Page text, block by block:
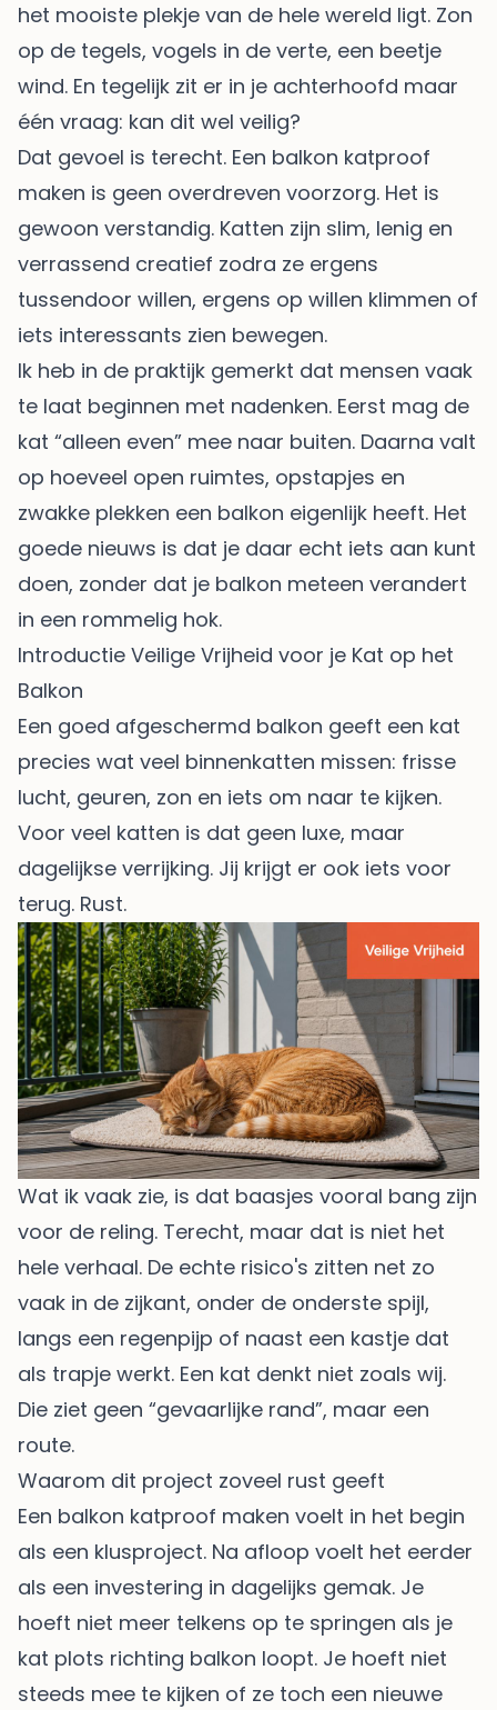
het mooiste plekje van de hele wereld ligt. Zon
op de tegels, vogels in de verte, een beetje
wind. En tegelijk zit er in je achterhoofd maar
één vraag: kan dit wel veilig?
Dat gevoel is terecht. Een balkon katproof
maken is geen overdreven voorzorg. Het is
gewoon verstandig. Katten zijn slim, lenig en
verrassend creatief zodra ze ergens
tussendoor willen, ergens op willen klimmen of
iets interessants zien bewegen.
Ik heb in de praktijk gemerkt dat mensen vaak
te laat beginnen met nadenken. Eerst mag de
kat “alleen even” mee naar buiten. Daarna valt
op hoeveel open ruimtes, opstapjes en
zwakke plekken een balkon eigenlijk heeft. Het
goede nieuws is dat je daar echt iets aan kunt
doen, zonder dat je balkon meteen verandert
in een rommelig hok.
Introductie Veilige Vrijheid voor je Kat op het
Balkon
Een goed afgeschermd balkon geeft een kat
precies wat veel binnenkatten missen: frisse
lucht, geuren, zon en iets om naar te kijken.
Voor veel katten is dat geen luxe, maar
dagelijkse verrijking. Jij krijgt er ook iets voor
terug. Rust.
Wat ik vaak zie, is dat baasjes vooral bang zijn
voor de reling. Terecht, maar dat is niet het
hele verhaal. De echte risico's zitten net zo
vaak in de zijkant, onder de onderste spijl,
langs een regenpijp of naast een kastje dat
als trapje werkt. Een kat denkt niet zoals wij.
Die ziet geen “gevaarlijke rand”, maar een
route.
Waarom dit project zoveel rust geeft
Een balkon katproof maken voelt in het begin
als een klusproject. Na afloop voelt het eerder
als een investering in dagelijks gemak. Je
hoeft niet meer telkens op te springen als je
kat plots richting balkon loopt. Je hoeft niet
steeds mee te kijken of ze toch een nieuwe